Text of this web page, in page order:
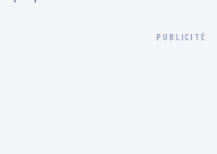
PUBLICITÉ